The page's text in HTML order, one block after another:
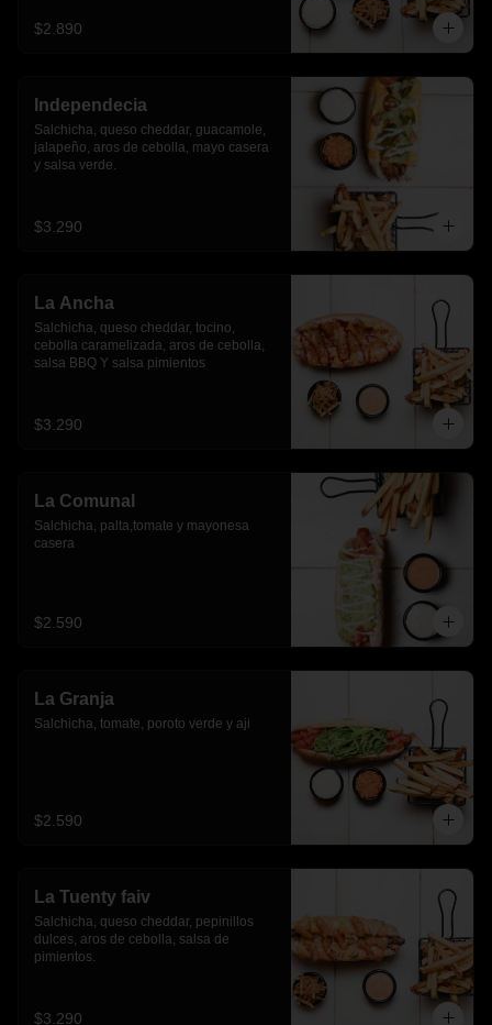
$2.890
Independecia
Salchicha, queso cheddar, guacamole,
jalapeño, aros de cebolla, mayo casera
y salsa verde.
$3.290
La Ancha
Salchicha, queso cheddar, tocino,
cebolla caramelizada, aros de cebolla,
salsa BBQ Y salsa pimientos
$3.290
La Comunal
Salchicha, palta,tomate y mayonesa
casera
$2.590
La Granja
Salchicha, tomate, poroto verde y aji
$2.590
La Tuenty faiv
Salchicha, queso cheddar, pepinillos
dulces, aros de cebolla, salsa de
pimientos.
$3.290